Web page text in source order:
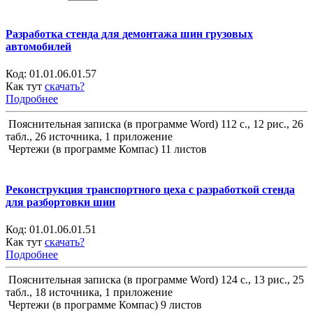
Разработка стенда для демонтажа шин грузовых
автомобилей
Код: 01.01.06.01.57
Как тут скачать?
Подробнее
Пояснительная записка (в программе Word) 112 с., 12 рис., 26
табл., 26 источника, 1 приложение
Чертежи (в программе Компас) 11 листов
Реконструкция транспортного цеха с разработкой стенда
для разбортовки шин
Код: 01.01.06.01.51
Как тут скачать?
Подробнее
Пояснительная записка (в программе Word) 124 с., 13 рис., 25
табл., 18 источника, 1 приложение
Чертежи (в программе Компас) 9 листов